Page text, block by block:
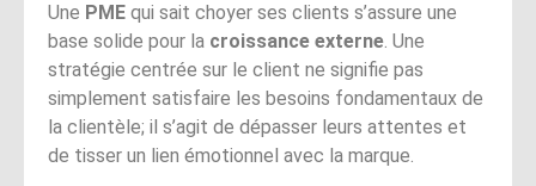
Une PME qui sait choyer ses clients s’assure une
base solide pour la croissance externe. Une
stratégie centrée sur le client ne signifie pas
simplement satisfaire les besoins fondamentaux de
la clientèle; il s’agit de dépasser leurs attentes et
de tisser un lien émotionnel avec la marque.